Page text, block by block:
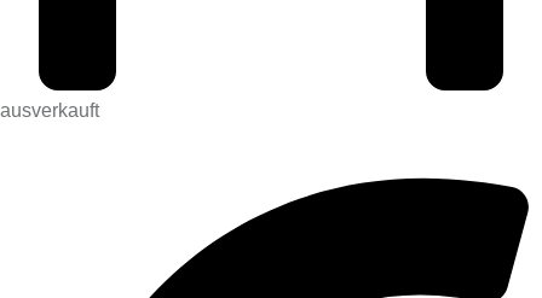
ausverkauft